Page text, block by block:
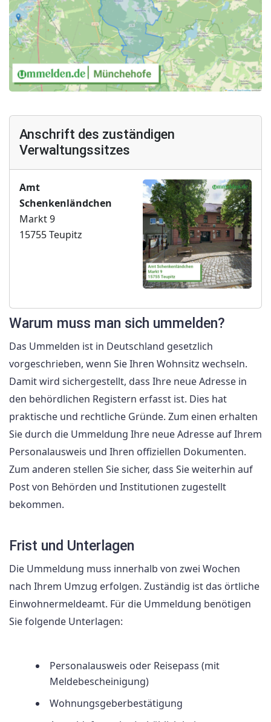
Anschrift des zuständigen
Verwaltungssitzes
Amt
Schenkenländchen
Markt 9
15755 Teupitz
Warum muss man sich ummelden?
Das Ummelden ist in Deutschland gesetzlich
vorgeschrieben, wenn Sie Ihren Wohnsitz wechseln.
Damit wird sichergestellt, dass Ihre neue Adresse in
den behördlichen Registern erfasst ist. Dies hat
praktische und rechtliche Gründe. Zum einen erhalten
Sie durch die Ummeldung Ihre neue Adresse auf Ihrem
Personalausweis und Ihren offiziellen Dokumenten.
Zum anderen stellen Sie sicher, dass Sie weiterhin auf
Post von Behörden und Institutionen zugestellt
bekommen.
Frist und Unterlagen
Die Ummeldung muss innerhalb von zwei Wochen
nach Ihrem Umzug erfolgen. Zuständig ist das örtliche
Einwohnermeldeamt. Für die Ummeldung benötigen
Sie folgende Unterlagen:
Personalausweis oder Reisepass (mit
Meldebescheinigung)
Wohnungsgeberbestätigung